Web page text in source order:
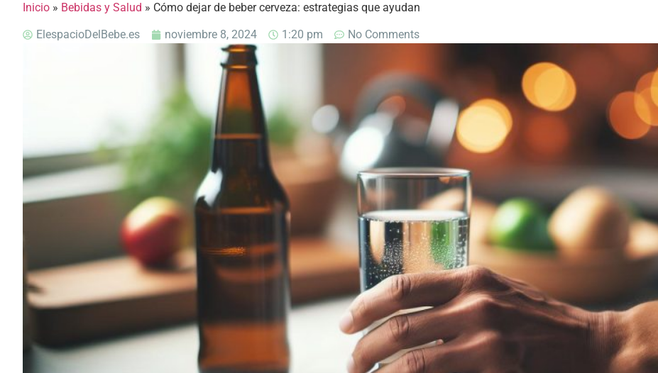
Inicio » Bebidas y Salud » Cómo dejar de beber cerveza: estrategias que ayudan​
ElespacioDelBebe.es noviembre 8, 2024 1:20 pm No Comments